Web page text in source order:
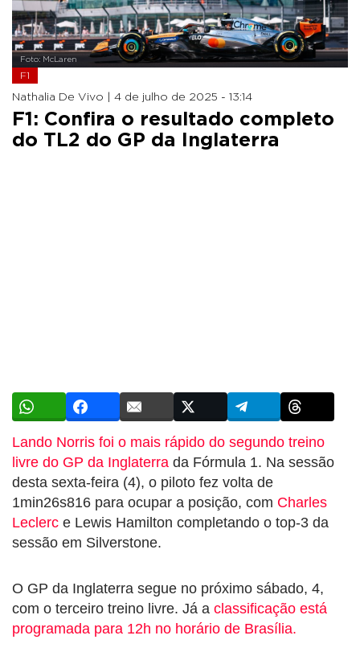
Foto: McLaren
F1
Nathalia De Vivo | 4 de julho de 2025 - 13:14
F1: Confira o resultado completo
do TL2 do GP da Inglaterra
Lando Norris foi o mais rápido do segundo treino
livre do GP da Inglaterra da Fórmula 1. Na sessão
desta sexta-feira (4), o piloto fez volta de
1min26s816 para ocupar a posição, com Charles
Leclerc e Lewis Hamilton completando o top-3 da
sessão em Silverstone.
O GP da Inglaterra segue no próximo sábado, 4,
com o terceiro treino livre. Já a classificação está
programada para 12h no horário de Brasília.